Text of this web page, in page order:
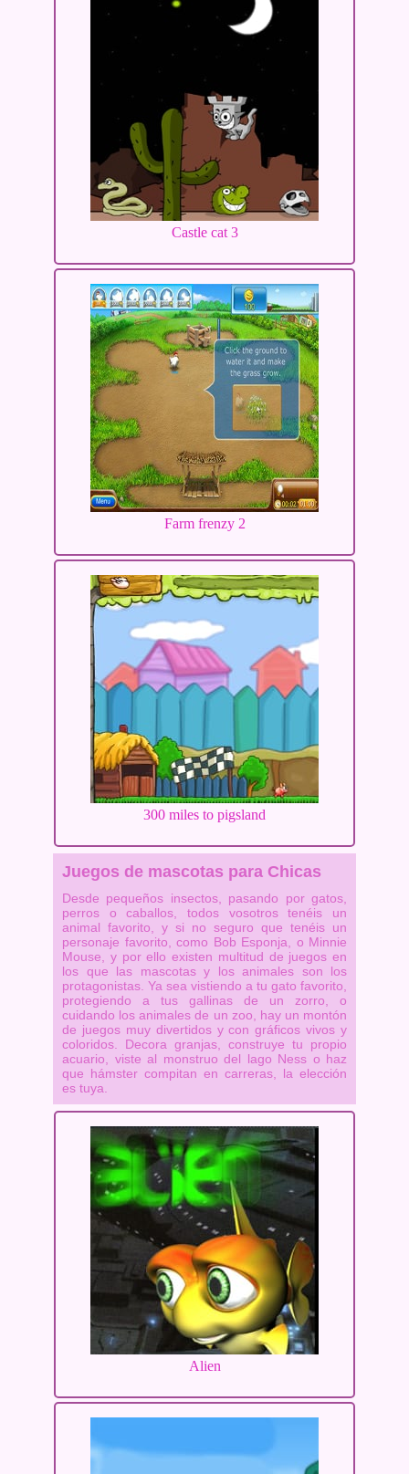
Castle cat 3
Farm frenzy 2
300 miles to pigsland
Juegos de mascotas para Chicas
Desde pequeños insectos, pasando por gatos,
perros o caballos, todos vosotros tenéis un
animal favorito, y si no seguro que tenéis un
personaje favorito, como Bob Esponja, o Minnie
Mouse, y por ello existen multitud de juegos en
los que las mascotas y los animales son los
protagonistas. Ya sea vistiendo a tu gato favorito,
protegiendo a tus gallinas de un zorro, o
cuidando los animales de un zoo, hay un montón
de juegos muy divertidos y con gráficos vivos y
coloridos. Decora granjas, construye tu propio
acuario, viste al monstruo del lago Ness o haz
que hámster compitan en carreras, la elección
es tuya.
Alien